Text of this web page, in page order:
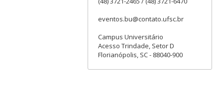
eventos.bu@contato.ufsc.br
Campus Universitário
Acesso Trindade, Setor D
Florianópolis, SC - 88040-900